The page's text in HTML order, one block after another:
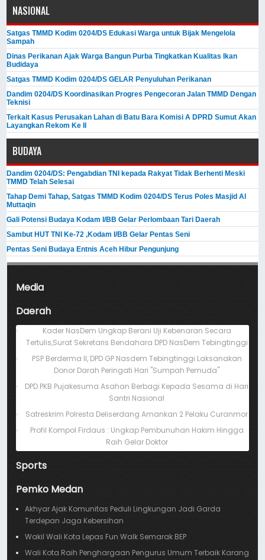
NASIONAL
Satgas TMMD Kodim 0204/DS Edukasi Warga untuk Bijak Mengelola
Sampah
Dinas Perikanan Ajak Warga Bangun Purba Tingkatkan Kualitas Ikan
Budidaya
Satgas TMMD Kodim 0204/DS GELAR Penyuluhan Perikanan
Dandim 0204/DS Koordinasikan Progres Pengecoran Jalan TMMD Dengan
Teknisi
Terkait Kasus Perusakan Lahan di Batu Bara Komisi A DPRD Sumut Akan
Layangkan Rekom Ke II
BUDAYA
Dandim 0204/DS: Pengabdian TNI kepada Rakyat Tidak Berhenti Meski ​
TMMD Telah Selesai
Tahap Demi Tahap, Satgas TMMD Kodim 0204/DS Terus Poles Masjid Al
Muttaqin
Gali Potensi Budaya Kodam I/BB Gelar Perlombaan Tari Daerah
Sambut HUT TNI Ke-72 ,Kodam I/BB Gelar Pentas Seni
Pentas Seni Budaya Entnis Aceh Hibur Pengunjung
Media
Daerah
Kader NasDem Ungkap Berani Uji Kebenaran Secara
Tertulis,Surat Sekretaris Bendahara DPD NasDem Tebingtinggi
PSP Berderma II, DPD GP Nasdem Tebingtinggi Laksanakan
Donor Darah Peringati Hari "Sumpah Pemuda"
DPD PKB Pujakesuma Asahan Berbagi Kepada Sesama di Hari
Santri Nasional
Satreskrim Polresta Deliserdang Amankan 2 Pelaku Curanmor
Profil Kompol Firdaus : Ungkap Pembunuhan Hakim Hingga
Raih Gelar Doktor
Sports
Pemko Medan
Akhyar Ajak Komunitas Peduli Lingkungan Jadi Garda
Terdepan Jaga Kebersihan
Wakil Wali Kota Lepas Fun Walk Semarak BEP
Wali Kota Raih Penghargaan Pengurus Umum Terbaik Karang